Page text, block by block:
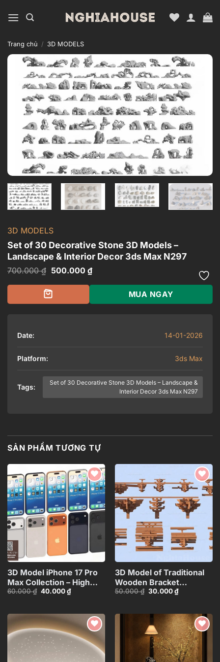
qua
dung
Trang chủ / 3D MODELS
Add to
wishlist
3D MODELS
Set of 30 Decorative Stone 3D Models –
Landscape & Interior Decor 3ds Max N297
700.000₫ Giá
là:
700.000 ₫.
500.000 ₫Giá
hiện
tại
500.000 ₫.
MUA NGAY
Date: 14-01-2026
Platform: 3ds Max
Tags:
Set of 30 Decorative Stone 3D Models – Landscape &
Interior Decor 3ds Max N297
SẢN PHẨM TƯƠNG TỰ
Add to
wishlist
3D Model iPhone 17 Pro
Max Collection – High
Quality Smartphone
60.000₫ Giá
40.000₫Giá
hiện
40.000 ₫.
Add to
wishlist
3D Model of Traditional
Wooden Bracket
Structure – 3ds
50.000₫ Giá
30.000₫Giá
hiện
30.000 ₫.
Add to
wishlist
Add to
wishlist